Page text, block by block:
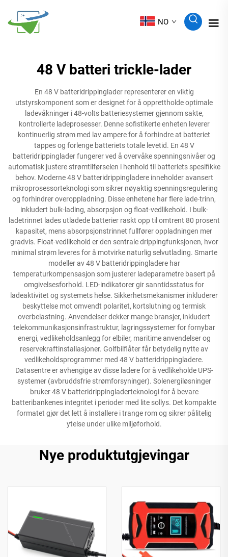
NO
48 V batteri trickle-lader
En 48 V batteridrippinglader representerer en viktig
utstyrskomponent som er designet for å opprettholde optimale
ladevåkninger i 48-volts batteriesystemer gjennom sakte,
kontrollerte ladeprosesser. Denne sofistikerte enheten leverer
kontinuerlig strøm med lav ampere for å forhindre at batteriet
tappes og forlenge batteriets totale levetid. En 48 V
batteridrippinglader fungerer ved å overvåke spenningsnivåer og
automatisk justere strømtilførselen i henhold til batteriets spesifikke
behov. Moderne 48 V batteridrippingladere inneholder avansert
mikroprosessorteknologi som sikrer nøyaktig spenningsregulering
og forhindrer overoppladning. Disse enhetene har flere lade-trinn,
inkludert bulk-lading, absorpsjon og float-vedlikehold. I bulk-
ladetrinnet lades utladede batterier raskt opp til omtrent 80 prosent
kapasitet, mens absorpsjonstrinnet fullfører oppladningen mer
gradvis. Float-vedlikehold er den sentrale drippingfunksjonen, hvor
minimal strøm leveres for å motvirke naturlig selvutlading. Smarte
modeller av 48 V batteridrippingladere har
temperaturkompensasjon som justerer ladeparametre basert på
omgivelsesforhold. LED-indikatorer gir sanntidsstatus for
ladeaktivitet og systemets helse. Sikkerhetsmekanismer inkluderer
beskyttelse mot omvendt polaritet, kortslutning og termisk
overbelastning. Anvendelser dekker mange bransjer, inkludert
telekommunikasjonsinfrastruktur, lagringssystemer for fornybar
energi, vedlikeholdsanlegg for elbiler, maritime anvendelser og
reservekraftinstallasjoner. Golfbilflåter får betydelig nytte av
vedlikeholdsprogrammer med 48 V batteridrippingladere.
Datasentre er avhengige av disse ladere for å vedlikeholde UPS-
systemer (avbruddsfrie strømforsyninger). Solenergiløsninger
bruker 48 V batteridrippingladerteknologi for å bevare
batteribankenes integritet i perioder med lite sollys. Det kompakte
formatet gjør det lett å installere i trange rom og sikrer pålitelig
ytelse under ulike miljøforhold.
Nye produktutgjevingar